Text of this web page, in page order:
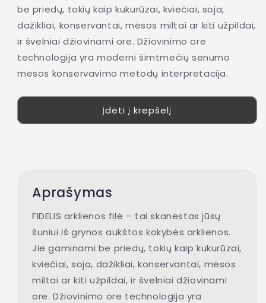
be priedų, tokių kaip kukurūzai, kviečiai, soja,
dažikliai, konservantai, mėsos miltai ar kiti užpildai,
ir švelniai džiovinami ore. Džiovinimo ore
technologija yra moderni šimtmečių senumo
mėsos konservavimo metodų interpretacija.
Įdėti į krepšelį
Aprašymas
FIDELIS arklienos filė – tai skanėstas jūsų
šuniui iš grynos aukštos kokybės arklienos.
Jie gaminami be priedų, tokių kaip kukurūzai,
kviečiai, soja, dažikliai, konservantai, mėsos
miltai ar kiti užpildai, ir švelniai džiovinami
ore. Džiovinimo ore technologija yra